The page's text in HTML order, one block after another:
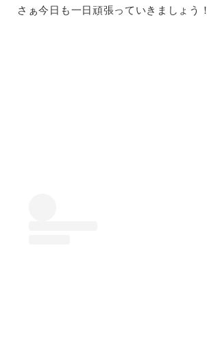
さぁ今日も一日頑張っていきましょう！